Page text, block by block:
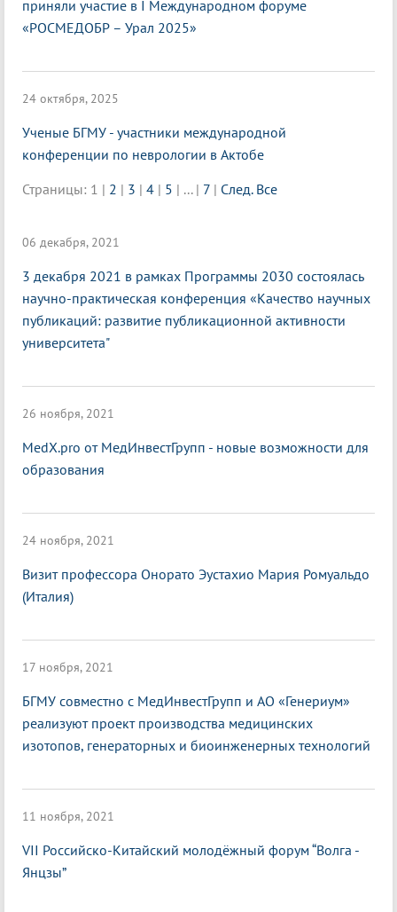
приняли участие в I Международном форуме
«РОСМЕДОБР – Урал 2025»
24 октября, 2025
Ученые БГМУ - участники международной
конференции по неврологии в Актобе
Страницы: 1 | 2 | 3 | 4 | 5 | ... | 7 | След. Все
06 декабря, 2021
3 декабря 2021 в рамках Программы 2030 состоялась
научно-практи ческая конференция «Качество научных
публикаций: развитие публикационной активности
университета"
26 ноября, 2021
MedX.pro от МедИнвестГрупп - новые возможности для
образования
24 ноября, 2021
Визит профессора Онорато Эустахио Мария Ромуальдо
(Италия)
17 ноября, 2021
БГМУ совместно с МедИнвестГрупп и АО «Генериум»
реализуют проект производства медицинских
изотопов, генераторных и биоинженерных технологий
11 ноября, 2021
VII Российско-Китайский молодёжный форум “Волга -
Янцзы”